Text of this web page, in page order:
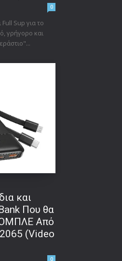
0
Sup για το
γρήγορο και
και
Που θα
Από
(Video
0